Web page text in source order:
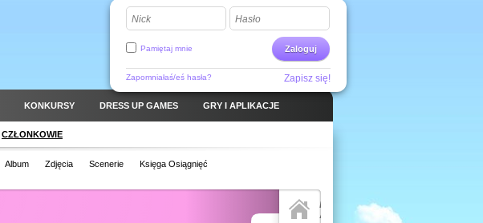
Nick Hasło
Zaloguj
Pamiętaj mnie
Zapomniałaś/eś hasła? Zapisz się!
KONKURSY DRESS UP GAMES GRY I APLIKACJE
CZŁONKOWIE
Album Zdjęcia Scenerie Księga Osiągnięć